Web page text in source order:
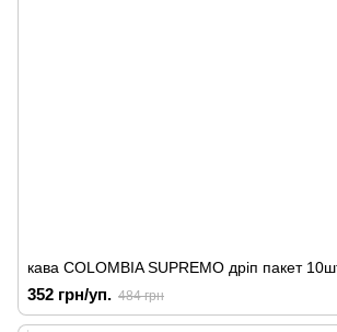
кава COLOMBIA SUPREMO дріп пакет
352 грн/уп. 484 грн